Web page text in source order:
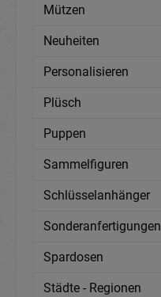
Mützen
Neuheiten
Personalisieren
Plüsch
Puppen
Sammelfiguren
Schlüsselanhänger
Sonderanfertigungen
Spardosen
Städte - Regionen